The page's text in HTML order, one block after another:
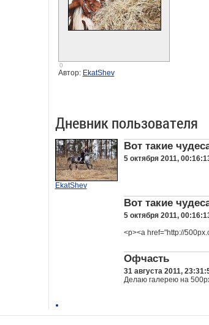
0
Автор: EkatShev
Дневник пользователя
EkatShev
Вот такие
5 октября 2011,
Вот такие
5 октября 2011,
<p><a href="http://
Офчасть
31 августа 2011,
Делаю галерею на